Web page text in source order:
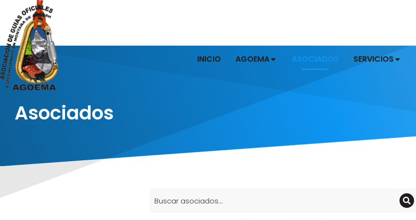
INICIO AGOEMA ASOCIADOS SERVICIOS
Asociados